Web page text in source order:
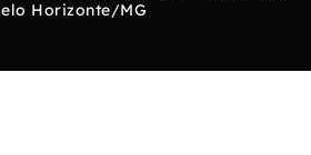
Horizonte/MG